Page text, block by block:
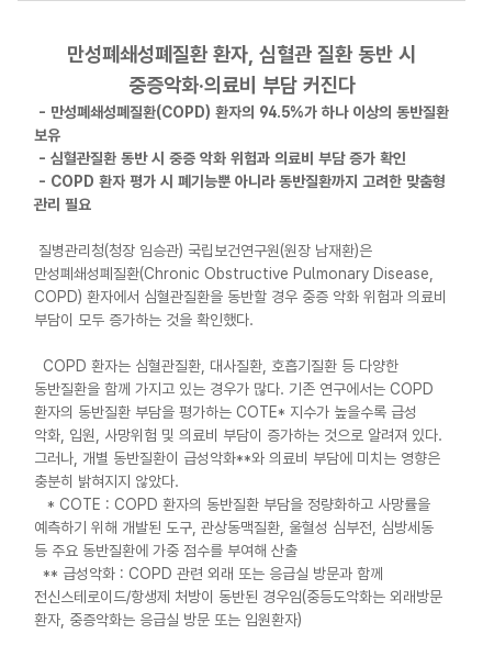
만성폐쇄성폐질환 환자, 심혈관 질환 동반 시
중증악화·의료비 부담 커진다
- 만성폐쇄성폐질환(COPD) 환자의 94.5%가 하나 이상의 동반질환
보유
- 심혈관질환 동반 시 중증 악화 위험과 의료비 부담 증가 확인
- COPD 환자 평가 시 폐기능뿐 아니라 동반질환까지 고려한 맞춤형
관리 필요
질병관리청(청장 임승관) 국립보건연구원(원장 남재환)은
만성폐쇄성폐질환(Chronic Obstructive Pulmonary Disease,
COPD) 환자에서 심혈관질환을 동반할 경우 중증 악화 위험과 의료비
부담이 모두 증가하는 것을 확인했다.
COPD 환자는 심혈관질환, 대사질환, 호흡기질환 등 다양한
동반질환을 함께 가지고 있는 경우가 많다. 기존 연구에서는 COPD
환자의 동반질환 부담을 평가하는 COTE* 지수가 높을수록 급성
악화, 입원, 사망위험 및 의료비 부담이 증가하는 것으로 알려져 있다.
그러나, 개별 동반질환이 급성악화**와 의료비 부담에 미치는 영향은
충분히 밝혀지지 않았다.
* COTE : COPD 환자의 동반질환 부담을 정량화하고 사망률을
예측하기 위해 개발된 도구, 관상동맥질환, 울혈성 심부전, 심방세동
등 주요 동반질환에 가중 점수를 부여해 산출
** 급성악화 : COPD 관련 외래 또는 응급실 방문과 함께
전신스테로이드/항생제 처방이 동반된 경우임(중등도악화는 외래방문
환자, 중증악화는 응급실 방문 또는 입원환자)